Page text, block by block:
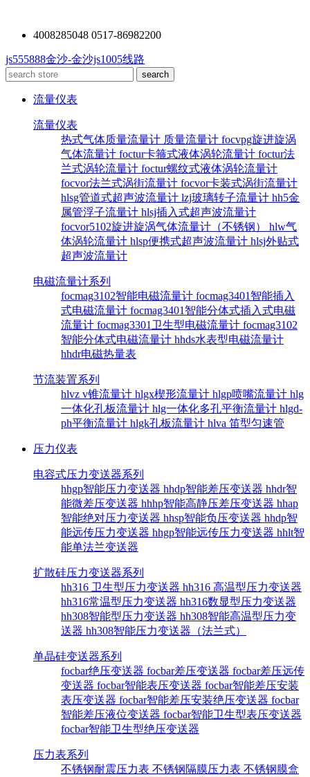
4008285048 0517-86982200
js555888金沙-金沙js1005线路
流量仪表
流量仪表
热式气体质量流量计 质量流量计 focvpg旋进旋涡
气体流量计 foctur卡箍式液体涡轮流量计 foctur法
兰式涡轮流量计 foctur螺纹式液体涡轮流量计
focvor法兰式涡街流量计 focvor卡装式涡街流量计
hlsg管道式超声波流量计 lzj玻璃转子流量计 hh5金
属管浮子流量计 hlsj插入式超声波流量计
focvor5102旋进旋涡气体流量计（不锈钢） hlw气
体涡轮流量计 hlsp便携式超声波流量计 hlsj外贴式
超声波流量计
电磁流量计系列
focmag3102智能电磁流量计 focmag3401智能插入
式电磁流量计 focmag3401智能分体式插入式电磁
流量计 focmag3301卫生型电磁流量计 focmag3102
智能分体式电磁流量计 hhds水表型电磁流量计
hhdr电磁热量表
节流装置系列
hlvz v锥流量计 hlgx楔形流量计 hlgp喷嘴流量计 hlg
一体化孔板流量计 hlg一体化多孔平衡流量计 hlgd-
ph平衡流量计 hlgk孔板流量计 hlva 笛型匀速管
压力仪表
电容式压力变送器系列
hhgp智能压力变送器 hhdp智能差压变送器 hhdr智
能微差压变送器 hhhp智能高静压差压变送器 hhap
智能绝对压力变送器 hhsp智能负压变送器 hhdp智
能远传压力变送器 hhgp智能远传压力变送器 hhlt智
能单法兰变送器
扩散硅压力变送器系列
hh316 卫生型压力变送器 hh316 高温型压力变送器
hh316常温型压力变送器 hh316数显型压力变送器
hh308智能型压力变送器 hh308智能高温型压力变
送器 hh308智能压力变送器（法兰式）
单晶硅变送器系列
focbar绝压变送器 focbar差压变送器 focbar差压远传
变送器 focbar智能表压变送器 focbar智能差压安装
表压变送器 focbar智能差压安装绝压变送器 focbar
智能差压液位变送器 focbar智能卫生型表压变送器
focbar智能卫生型绝压变送器
压力表系列
不锈钢耐震压力表 不锈钢隔膜压力表 不锈钢膜盒